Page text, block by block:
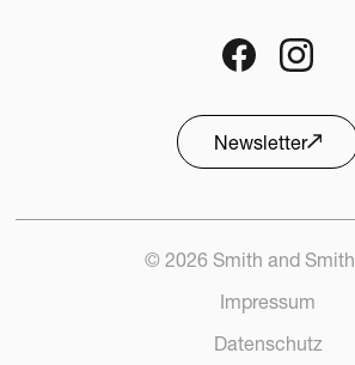
Entdecken
Newsletter
© 2026 Smith and
Impressum
Datenschutz